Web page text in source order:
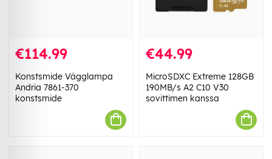
€114.99
Konstsmide Vägglampa
Andria 7861-370
konstsmide
€44.99
MicroSDXC Extreme 128GB
190MB/s A2 C10 V30
sovittimen kanssa